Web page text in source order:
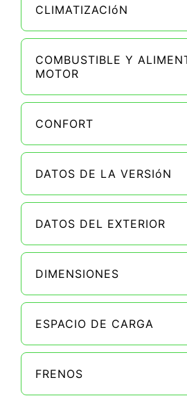
CLIMATIZACIóN
COMBUSTIBLE Y
MOTOR
CONFORT
DATOS DE LA VERSIóN
DATOS DEL EXTERIOR
DIMENSIONES
ESPACIO DE CARGA
FRENOS